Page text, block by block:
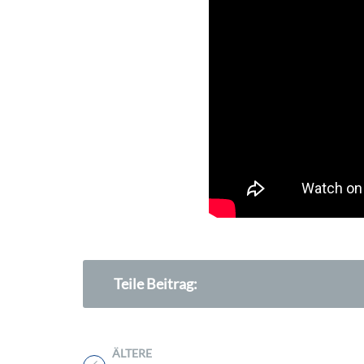
Teile Beitrag:
ÄLTERE